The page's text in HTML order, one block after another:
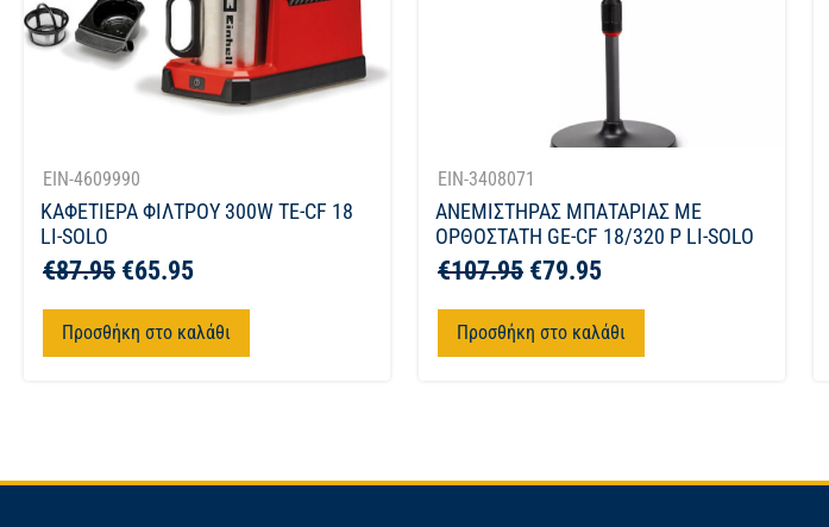
EIN-4609990
ΚΑΦΕΤΙΕΡΑ ΦΙΛΤΡΟΥ 300W TE-CF 18
LI-SOLO
€87.95 €65.95
Προσθήκη στο καλάθι
EIN-3408071
ΑΝΕΜΙΣΤΗΡΑΣ ΜΠΑΤΑΡΙΑΣ ΜΕ
ΟΡΘΟΣΤΑΤΗ GE-CF 18/320 P LI-SOLO
€107.95 €79.95
Προσθήκη στο καλάθι